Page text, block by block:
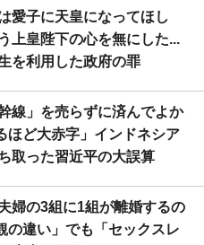
愛子に天皇になってほし
上皇陛下の心を無にした...
を利用した政府の罪
線」を売らずに済んでよか
ほど大赤字」インドネシア
取った習近平の大誤算
婦の3組に1組が離婚するの
の違い」でも「セックスレ